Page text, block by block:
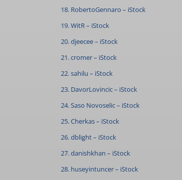
18. RobertoGennaro – iStock
19. WitR – iStock
20. djeecee – iStock
21. cromer – iStock
22. sahilu – iStock
23. DavorLovincic – iStock
24. Saso Novoselic – iStock
25. Cherkas – iStock
26. dblight – iStock
27. danishkhan – iStock
28. huseyintuncer – iStock